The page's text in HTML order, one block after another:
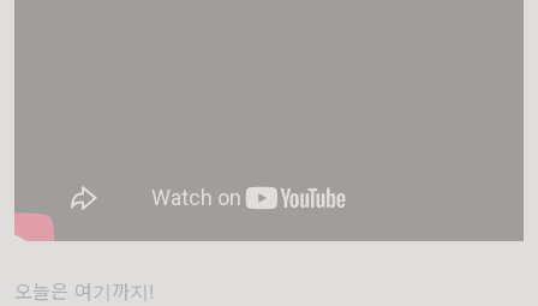
오늘은 여기까지!